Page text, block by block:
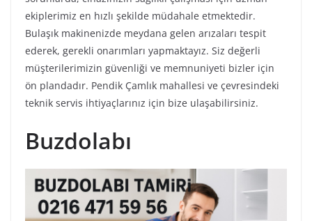
ekiplerimiz en hızlı şekilde müdahale etmektedir.
Bulaşık makinenizde meydana gelen arızaları tespit
ederek, gerekli onarımları yapmaktayız. Siz değerli
müşterilerimizin güvenliği ve memnuniyeti bizler için
ön plandadır. Pendik Çamlık mahallesi ve çevresindeki
teknik servis ihtiyaçlarınız için bize ulaşabilirsiniz.
Buzdolabı